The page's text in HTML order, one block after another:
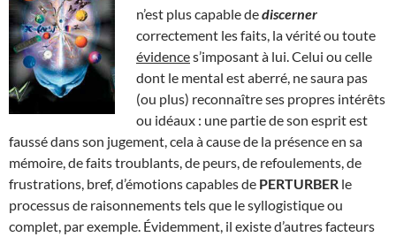
n’est plus capable dediscerner
correctement les faits, la vérité ou toute
évidences’imposant à lui. Celui ou celle
dont le mental est aberré, ne saura pas
(ou plus) reconnaître ses propres intérêts
ou idéaux : une partie de son esprit est
faussé dans son jugement, cela à cause de la présence en sa
mémoire, de faits troublants, de peurs, de refoulements, de
frustrations, bref, d’émotions capables de PERTURBER le
processus de raisonnements tels que le syllogistique ou
complet, par exemple. Évidemment, il existe d’autres facteurs